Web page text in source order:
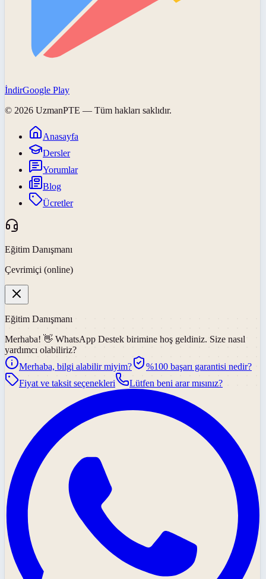
İndirGoogle Play
© 2026 UzmanPTE — Tüm hakları saklıdır.
Anasayfa
Dersler
Yorumlar
Blog
Ücretler
Eğitim Danışmanı
Çevrimiçi (online)
Eğitim Danışmanı
Merhaba! 👋 WhatsApp Destek birimine hoş geldiniz. Size nasıl
yardımcı olabiliriz?
Merhaba, bilgi alabilir miyim?
%100 başarı garantisi nedir?
Fiyat ve taksit seçenekleri
Lütfen beni arar mısınız?